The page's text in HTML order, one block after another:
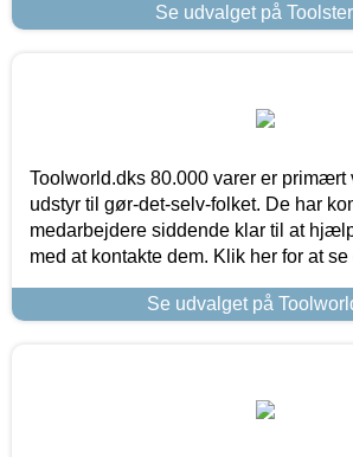
Se udvalget på
Toolworld.dks 80.000 varer er
udstyr til gør-det-selv-folket. De har
medarbejdere siddende klar til at
med at kontakte dem. Klik her for at
Se udvalget på